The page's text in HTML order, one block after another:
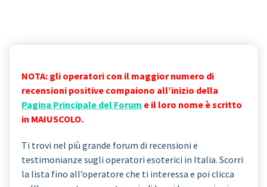
NOTA: gli operatori con il maggior numero di
recensioni positive compaiono all’inizio della
Pagina Principale del Forum e il loro nome è scritto
in MAIUSCOLO.
Ti trovi nel più grande forum di recensioni e
testimonianze sugli operatori esoterici in Italia. Scorri
la lista fino all’operatore che ti interessa e poi clicca